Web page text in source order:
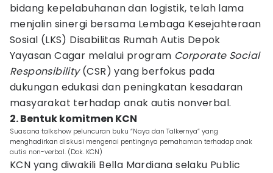
bidang kepelabuhanan dan logistik, telah lama
menjalin sinergi bersama Lembaga Kesejahteraan
Sosial (LKS) Disabilitas Rumah Autis Depok
Yayasan Cagar melalui program Corporate Social
Responsibility(CSR) yang berfokus pada
dukungan edukasi dan peningkatan kesadaran
masyarakat terhadap anak autis nonverbal.
2. Bentuk komitmen KCN
Suasana talkshow peluncuran buku “Naya dan Talkernya” yang
menghadirkan diskusi mengenai pentingnya pemahaman terhadap anak
autis non-verbal. (Dok. KCN)
KCN yang diwakili Bella Mardiana selaku Public